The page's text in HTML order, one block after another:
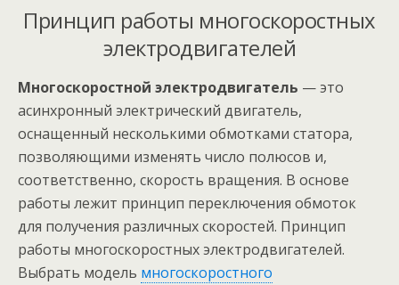
Принцип работы многоскоростных
электродвигателей
Многоскоростной электродвигатель — это
асинхронный электрический двигатель,
оснащенный несколькими обмотками статора,
позволяющими изменять число полюсов и,
соответственно, скорость вращения. В основе
работы лежит принцип переключения обмоток
для получения различных скоростей. Принцип
работы многоскоростных электродвигателей.
Выбрать модель многоскоростного